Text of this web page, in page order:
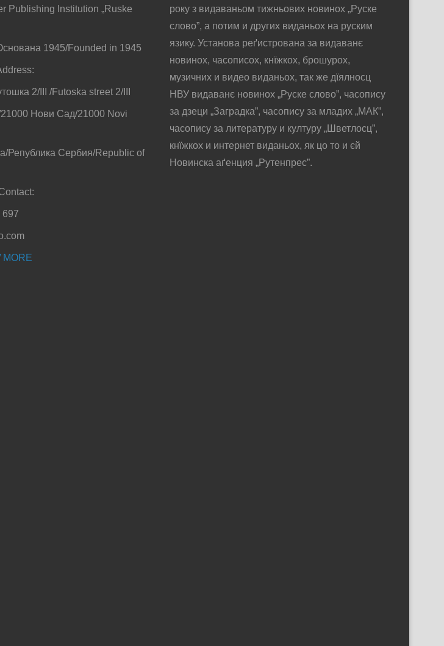
Publishing Institution „Ruske
1945/Founded in 1945
2/III /Futoska street 2/III
Нови Сад/21000 Novi
Република Сербия/Republic of
697
року з видаваньом тижньових новинох „Руске
слово”, а потим и других виданьох на руским
язику. Установа реґистрована за видаванє
новинох, часописох, кнїжкох, брошурох,
музичних и видео виданьох, так же дїялносц
НВУ видаванє новинох „Руске слово”, часопису
за дзеци „Заградка”, часопису за младих „МАК”,
часопису за литературу и културу „Шветлосц”,
кнїжкох и интернет виданьох, як цо то и єй
Новинска аґенция „Рутенпрес”.